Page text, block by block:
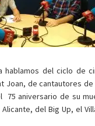
hablamos del ciclo de
Joan, de cantautores
75 aniversario de su
del Big Up, el